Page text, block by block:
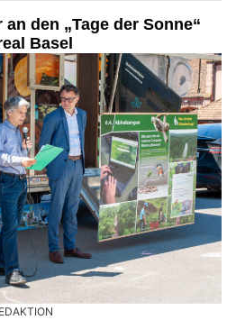
den „Tage der Sonne“
Basel